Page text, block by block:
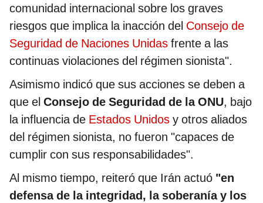
comunidad internacional sobre los graves
riesgos que implica la inacción del Consejo de
Seguridad de Naciones Unidas frente a las
continuas violaciones del régimen sionista".
Asimismo indicó que sus acciones se deben a
que el Consejo de Seguridad de la ONU, bajo
la influencia de Estados Unidos y otros aliados
del régimen sionista, no fueron "capaces de
cumplir con sus responsabilidades".
Al mismo tiempo, reiteró que Irán actuó "en
defensa de la integridad, la soberanía y los